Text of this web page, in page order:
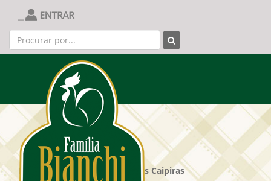
Página Inicial Produtos Ovos Caipiras